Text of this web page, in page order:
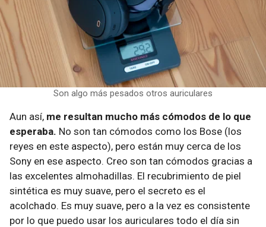
Son algo más pesados otros auriculares
Aun así, me resultan mucho más cómodos de lo que
esperaba. No son tan cómodos como los Bose (los
reyes en este aspecto), pero están muy cerca de los
Sony en ese aspecto. Creo son tan cómodos gracias a
las excelentes almohadillas. El recubrimiento de piel
sintética es muy suave, pero el secreto es el
acolchado. Es muy suave, pero a la vez es consistente
por lo que puedo usar los auriculares todo el día sin